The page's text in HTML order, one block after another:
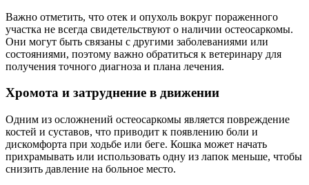
Важно отметить, что отек и опухоль вокруг пораженного
участка не всегда свидетельствуют о наличии остеосаркомы.
Они могут быть связаны с другими заболеваниями или
состояниями, поэтому важно обратиться к ветеринару для
получения точного диагноза и плана лечения.
Хромота и затруднение в движении
Одним из осложнений остеосаркомы является повреждение
костей и суставов, что приводит к появлению боли и
дискомфорта при ходьбе или беге. Кошка может начать
прихрамывать или использовать одну из лапок меньше, чтобы
снизить давление на больное место.